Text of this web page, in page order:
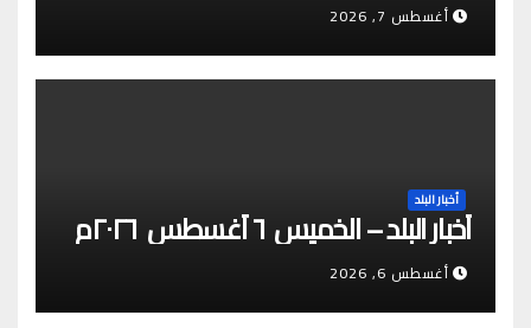
أغسطس 7, 2026
أخبار البلد
أخبار البلد – الخميس ٦ أغسطس ٢٠٢٦م
أغسطس 6, 2026